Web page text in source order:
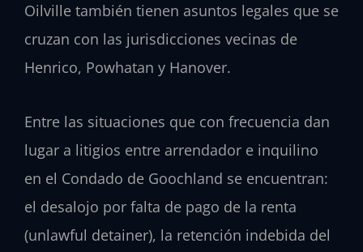
Oilville también tienen asuntos legales que se
cruzan con las jurisdicciones vecinas de
Henrico, Powhatan y Hanover.
Entre las situaciones que con frecuencia dan
lugar a litigios entre arrendador e inquilino
en el Condado de Goochland se encuentran:
el desalojo por falta de pago de la renta
(unlawful detainer), la retención indebida del